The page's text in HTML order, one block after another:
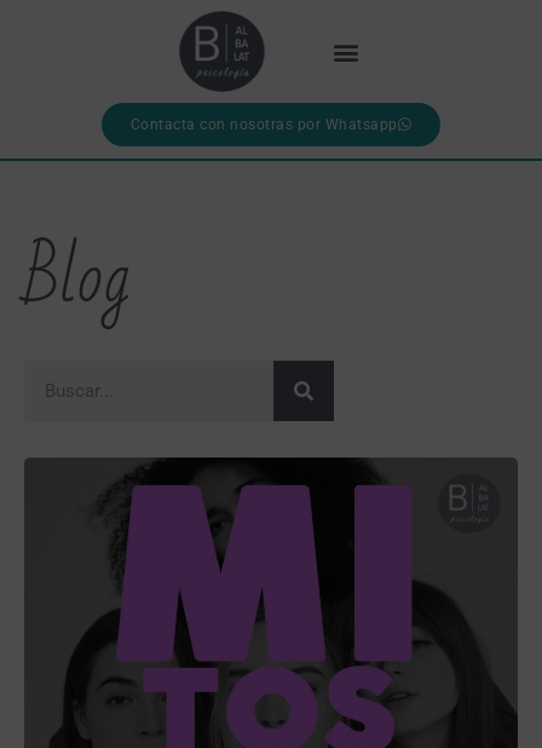
Contacta con nosotras por Whatsapp
Blog